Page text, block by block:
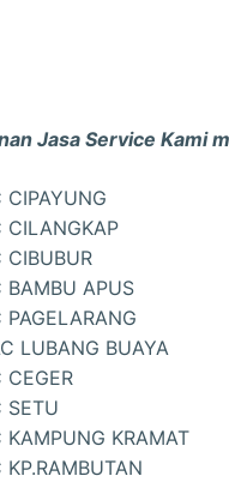
Jasa Service Kami
CIPAYUNG
CILANGKAP
CIBUBUR
BAMBU APUS
PAGELARANG
LUBANG BUAYA
CEGER
SETU
KAMPUNG KRAMAT
KP.RAMBUTAN